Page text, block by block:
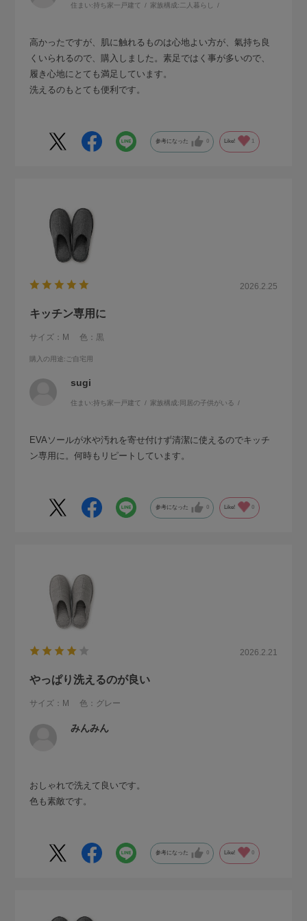
住まい:持ち家一戸建て 家族構成: 二人暮らし
高かったですが、肌に触れるものは心地よい方が、氣持ち良
くいられるので、購入しました。素足ではく事が多いので、
履き心地にとても満足しています。
洗えるのもとても便利です。
参考になった 0 Like! 1
2026.2.25
キッチン専用に
サイズ：M 色：黒
購入の用途:ご自宅用
sugi
住まい:持ち家一戸建て 家族構成: 同居の子供がいる
EVAソールが水や汚れを寄せ付けず清潔に使えるのでキッチ
ン専用に。何時もリピートしています。
参考になった 0 Like! 0
2026.2.21
やっぱり洗えるのが良い
サイズ：M 色：グレー
みんみん
おしゃれで洗えて良いです。
色も素敵です。
参考になった 0 Like! 0